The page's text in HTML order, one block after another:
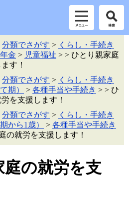
分類でさがす > くらし・手続き
金 > 児童福祉 > > ひとり親家庭
す！
分類でさがす > くらし・手続き
期） > 各種手当や手続き > > ひ
を支援します！
分類でさがす > くらし・手続き
から1歳） > 各種手当や手続き
の就労を支援します！
の就労を支